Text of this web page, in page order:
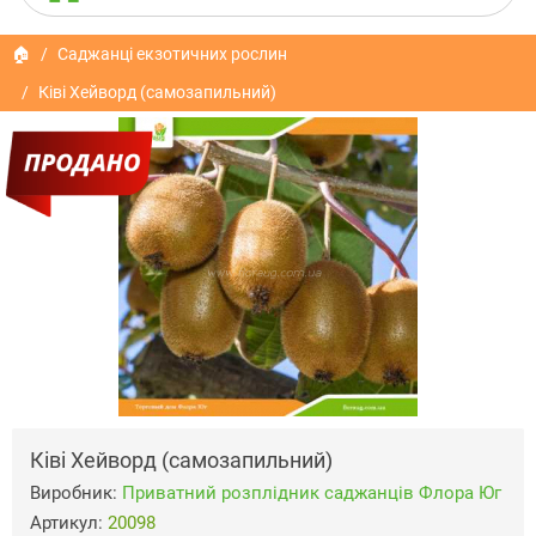
🏠
Саджанці екзотичних рослин
Ківі Хейворд (самозапильний)
Ківі Хейворд (самозапильний)
Виробник: Приватний розплідник саджанців Флора Юг
Артикул: 20098